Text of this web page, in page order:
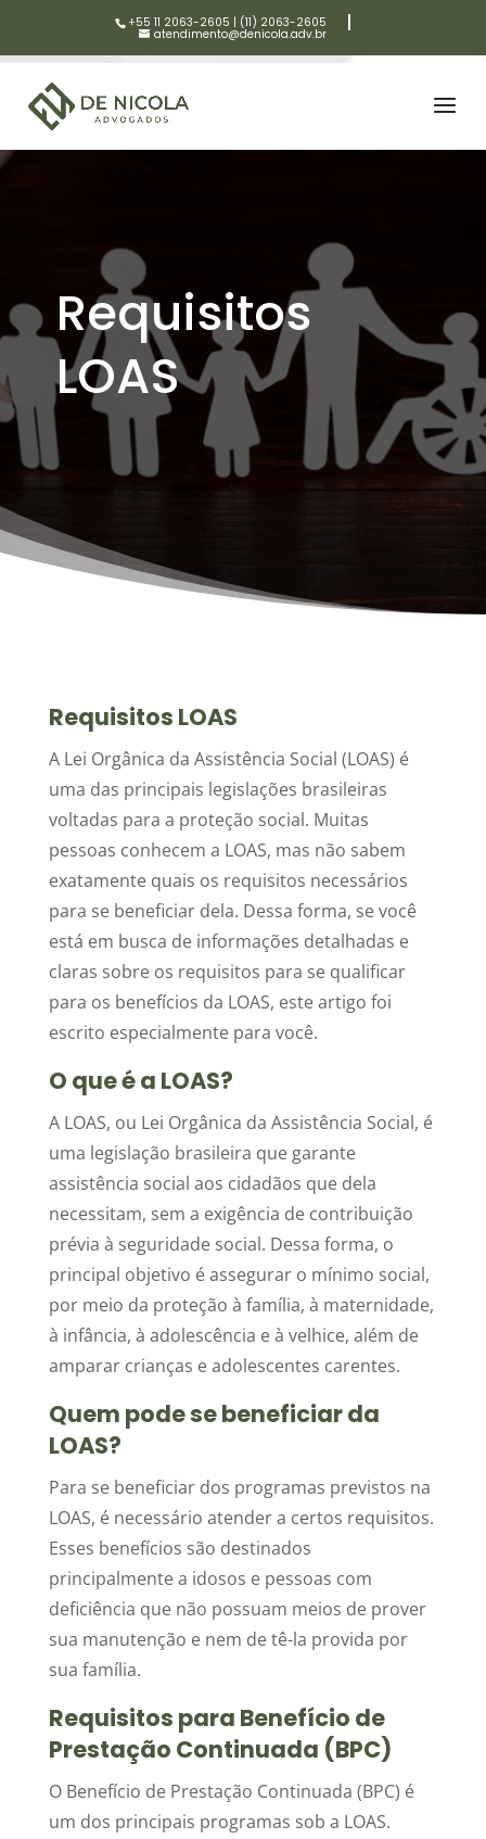
+55 11 2063-2605 | (11) 2063-2605
atendimento@denicola.adv.br
Requisitos
LOAS
Requisitos LOAS
A Lei Orgânica da Assistência Social (LOAS) é
uma das principais legislações brasileiras
voltadas para a proteção social. Muitas
pessoas conhecem a LOAS, mas não sabem
exatamente quais os requisitos necessários
para se beneficiar dela. Dessa forma, se você
está em busca de informações detalhadas e
claras sobre os requisitos para se qualificar
para os benefícios da LOAS, este artigo foi
escrito especialmente para você.
O que é a LOAS?
A LOAS, ou Lei Orgânica da Assistência Social, é
uma legislação brasileira que garante
assistência social aos cidadãos que dela
necessitam, sem a exigência de contribuição
prévia à seguridade social. Dessa forma, o
principal objetivo é assegurar o mínimo social,
por meio da proteção à família, à maternidade,
à infância, à adolescência e à velhice, além de
amparar crianças e adolescentes carentes.
Quem pode se beneficiar da
LOAS?
Para se beneficiar dos programas previstos na
LOAS, é necessário atender a certos requisitos.
Esses benefícios são destinados
principalmente a idosos e pessoas com
deficiência que não possuam meios de prover
sua manutenção e nem de tê-la provida por
sua família.
Requisitos para Benefício de
Prestação Continuada (BPC)
O Benefício de Prestação Continuada (BPC) é
um dos principais programas sob a LOAS.